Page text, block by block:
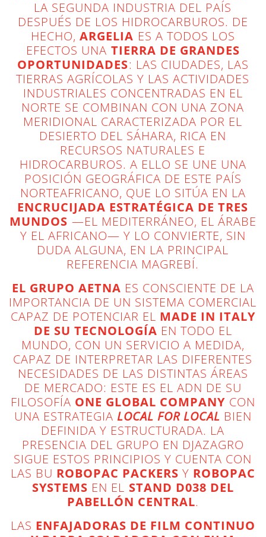
LA SEGUNDA INDUSTRIA DEL PAÍS
DESPUÉS DE LOS HIDROCARBUROS. DE
HECHO,ARGELIA ES A TODOS LOS
EFECTOS UNA TIERRA DE GRANDES
OPORTUNIDADES: LAS CIUDADES, LAS
TIERRAS AGRÍCOLAS Y LAS ACTIVIDADES
INDUSTRIALES CONCENTRADAS EN EL
NORTE SE COMBINAN CON UNA ZONA
MERIDIONAL CARACTERIZADA POR EL
DESIERTO DEL SÁHARA, RICA EN
RECURSOS NATURALES E
HIDROCARBUROS. A ELLO SE UNE UNA
POSICIÓN GEOGRÁFICA DE ESTE PAÍS
NORTEAFRICANO, QUE LO SITÚA EN LA
ENCRUCIJADA ESTRATÉGICA DE TRES
MUNDOS —EL MEDITERRÁNEO, EL ÁRABE
Y EL AFRICANO— Y LO CONVIERTE, SIN
DUDA ALGUNA, EN LA PRINCIPAL
REFERENCIA MAGREBÍ.
EL GRUPO AETNA ES CONSCIENTE DE LA
IMPORTANCIA DE UN SISTEMA COMERCIAL
CAPAZ DE POTENCIAR EL MADE IN ITALY
DE SU TECNOLOGÍA EN TODO EL
MUNDO, CON UN SERVICIO A MEDIDA,
CAPAZ DE INTERPRETAR LAS DIFERENTES
NECESIDADES DE LAS DISTINTAS ÁREAS
DE MERCADO: ESTE ES EL ADN DE SU
FILOSOFÍA ONE GLOBAL COMPANY CON
UNA ESTRATEGIA LOCAL FOR LOCAL BIEN
DEFINIDA Y ESTRUCTURADA. LA
PRESENCIA DEL GRUPO EN DJAZAGRO
SIGUE ESTOS PRINCIPIOS Y CUENTA CON
LAS BU ROBOPAC PACKERS Y ROBOPAC
SYSTEMS EN EL STAND D038 DEL
PABELLÓN CENTRAL.
LAS ENFAJADORAS DE FILM CONTINUO